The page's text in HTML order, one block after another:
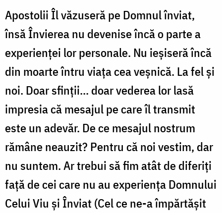
Apostolii Îl văzuseră pe Domnul înviat,
însă Învierea nu devenise încă o parte a
experienței lor personale. Nu ieșiseră încă
din moarte întru viața cea veșnică. La fel și
noi. Doar sfinții… doar vederea lor lasă
impresia că mesajul pe care îl transmit
este un adevăr. De ce mesajul nostrum
rămâne neauzit? Pentru că noi vestim, dar
nu suntem. Ar trebui să fim atât de diferiți
față de cei care nu au experiența Domnului
Celui Viu și Înviat (Cel ce ne-a împărtășit